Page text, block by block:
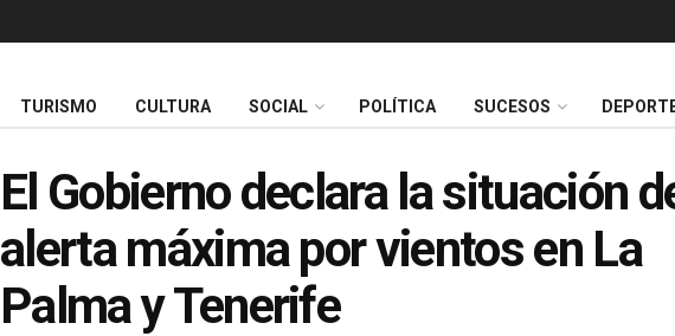
TURISMO CULTURA SOCIAL POLÍTICA SUCESOS
El Gobierno declara la situación
alerta máxima por vientos en La
Palma y Tenerife